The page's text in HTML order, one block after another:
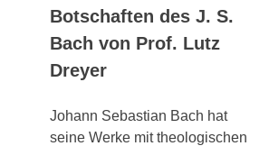
Botschaften des J. S.
Bach von Prof. Lutz
Dreyer
Johann Sebastian Bach hat
seine Werke mit theologischen